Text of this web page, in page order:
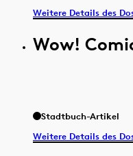
Weitere Details des
Wow!
Stadtbuch-Artikel
Weitere Details des